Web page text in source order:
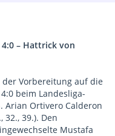
– Hattrick von
der Vorbereitung auf die
beim Landesliga-
Arian Ortivero Calderon
32., 39.). Den
Mustafa